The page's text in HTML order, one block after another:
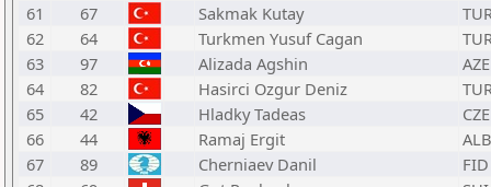
61
67 Sakmak Kutay
62
64 Turkmen Yusuf Cagan
63
97 Alizada Agshin
AZE
64
82 Hasirci Ozgur Deniz
65
42 Hladky Tadeas
CZE
66
44 Ramaj Ergit
ALB
67
89 Cherniaev Danil
FID